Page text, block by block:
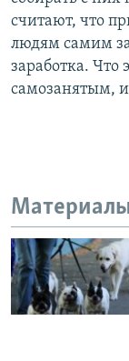
считают, что
людям самим
заработка. Что
самозанятым, и